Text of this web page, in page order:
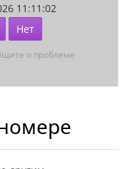
11:11:02
Нет
о проблеме